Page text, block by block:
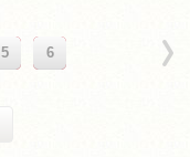
5 6